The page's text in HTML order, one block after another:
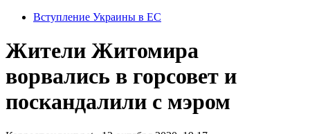
Вступление Украины в ЕС
Жители Житомира
ворвались в горсовет и
поскандалили с мэром